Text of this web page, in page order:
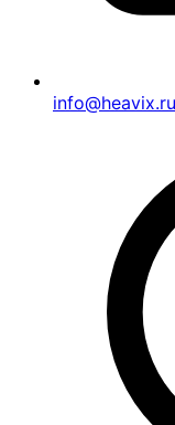
info@heavix.ru